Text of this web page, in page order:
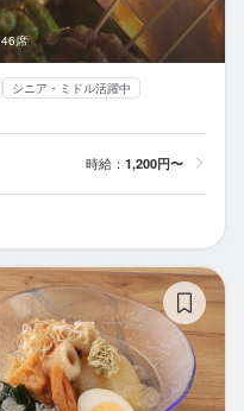
46席
シニア・ミドル活躍中
時給： 1,200円〜